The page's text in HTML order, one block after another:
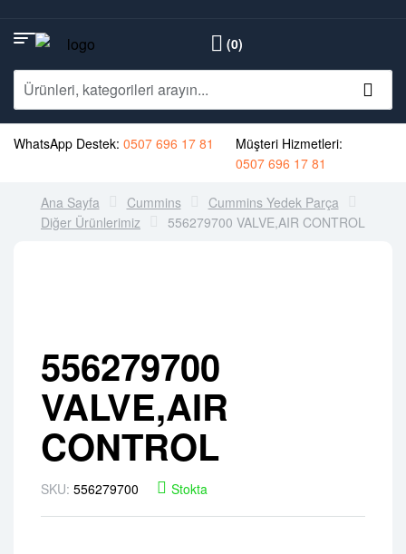
(0)
WhatsApp Destek: 0507 696 17 81
Müşteri Hizmetleri:
0507 696 17 81
Ana Sayfa Cummins
Cummins Yedek Parça
Diğer Ürünlerimiz
556279700 VALVE,AIR CONTROL
556279700
VALVE,AIR
CONTROL
SKU: 556279700 Stokta